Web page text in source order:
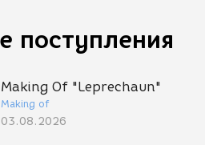
поступления
Making Of "Leprechaun"
Making of
03.08.2026